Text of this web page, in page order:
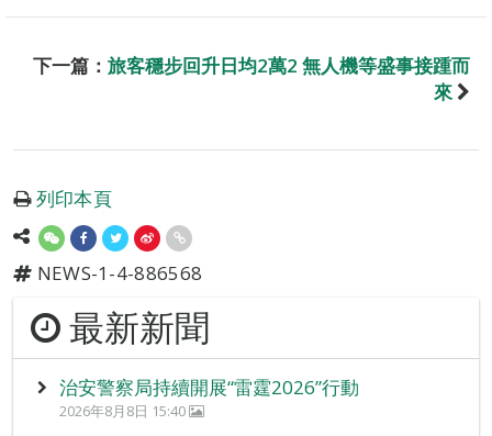
下一篇： 旅客穩步回升日均2萬2 無人機等盛事接踵而
來
列印本頁
NEWS-1-4-886568
最新新聞
治安警察局持續開展“雷霆2026”行動
2026年8月8日 15:40